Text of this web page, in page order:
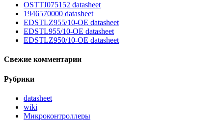
OSTTJ075152 datasheet
1946570000 datasheet
EDSTLZ955/10-OE datasheet
EDSTL955/10-OE datasheet
EDSTLZ950/10-OE datasheet
Свежие комментарии
Рубрики
datasheet
wiki
Микроконтроллеры